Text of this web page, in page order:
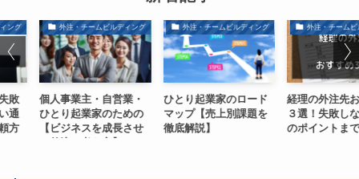
外注・チームビルディング
個人事業主・自営業・
ひとり起業家のための
【ビジネスを成長させ
外注・チームビルディング
ひとり起業家のロード
マップ【売上別課題を
徹底解説】
外注・チームビルディング
経理の外注先おすすめ
３選！失敗しないため
のポイントまで解説！